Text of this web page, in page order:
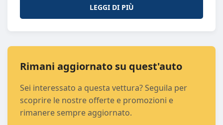
6269. I nostri consulenti saranno lieti di
di qualità e sicurezza. Selezioniamo
controlli rigorosi di qualità, garantendo
efficienza e affidabilità. Il nostro obiettivo è
offrirti un'esperienza d'acquisto di prim’ordine.
LEGGI DI PIÙ
Rimani aggiornato su quest'auto
Sei interessato a questa vettura? Seguila per
scoprire le nostre offerte e promozioni e
rimanere sempre aggiornato.